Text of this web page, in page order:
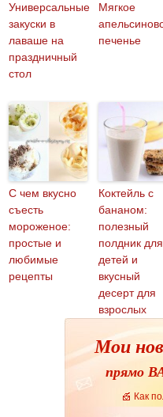
Универсальные
закуски в
лаваше на
праздничный
стол
Мягкое
печенье
С чем вкусно
съесть
мороженое:
простые и
любимые
рецепты
Коктейль с
бананом:
полезный
полдник для
детей и
вкусный
десерт для
взрослых
Мои
прямо
Как